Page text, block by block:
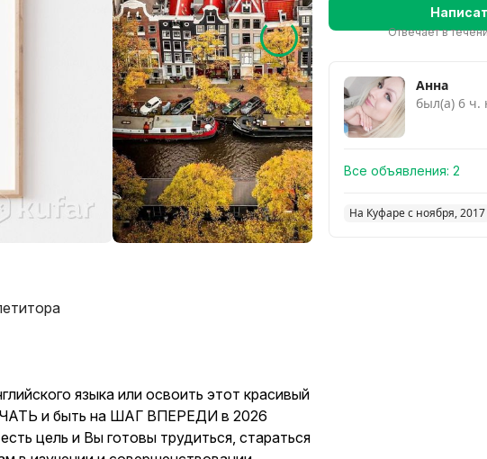
языка или освоить этот красивый
и быть на ШАГ ВПЕРЕДИ в 2026
цель и Вы готовы трудиться, стараться
Отвечает в
Анна
был(а) 6 ч.
Все объявления: 2
На Куфаре с ноября, 2017